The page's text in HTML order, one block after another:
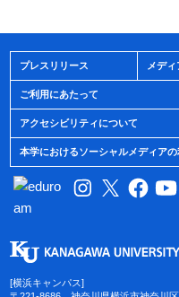
プレスリリース メデ
ご利用にあたって
アクセシビリティについて
本学におけるソーシャルメディア
[横浜キャンパス]